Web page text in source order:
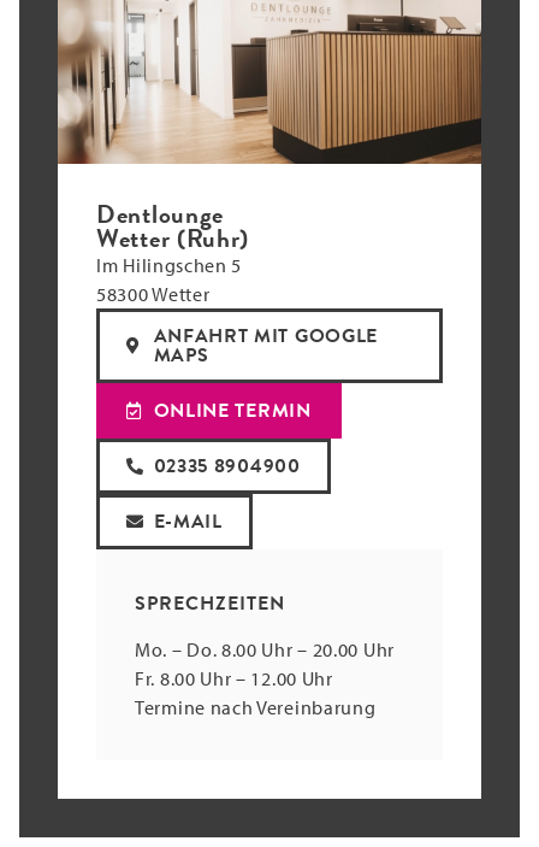
Dentlounge
Wetter (Ruhr)
Im Hilingschen 5
58300 Wetter
ANFAHRT MIT GOOGLE
MAPS
ONLINE TERMIN
02335 8904900
E-MAIL
SPRECHZEITEN
Mo. – Do. 8.00 Uhr – 20.00 Uhr
Fr. 8.00 Uhr – 12.00 Uhr
Termine nach Vereinbarung